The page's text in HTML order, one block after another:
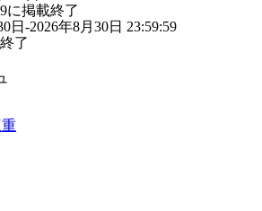
に掲載終了
日-2026年8月30日 23:59:59
了